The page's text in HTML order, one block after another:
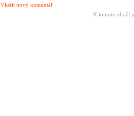
Vložit nový komentář
K tomuto zboží